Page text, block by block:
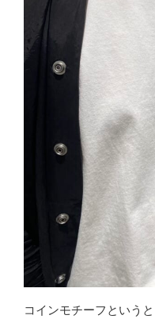
コインモチーフという